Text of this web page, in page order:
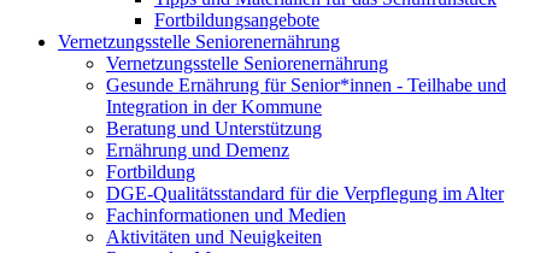
Fortbildungsangebote
Vernetzungsstelle Seniorenernährung
Vernetzungsstelle Seniorenernährung
Gesunde Ernährung für Senior*innen - Teilhabe und
Integration in der Kommune
Beratung und Unterstützung
Ernährung und Demenz
Fortbildung
DGE-Qualitätsstandard für die Verpflegung im Alter
Fachinformationen und Medien
Aktivitäten und Neuigkeiten